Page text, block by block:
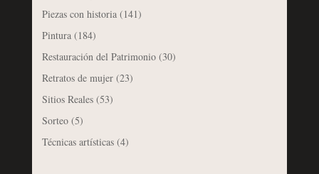
Piezas con historia(141)
Pintura(184)
Restauración del Patrimonio(30)
Retratos de mujer(23)
Sitios Reales(53)
Sorteo(5)
Técnicas artísticas(4)